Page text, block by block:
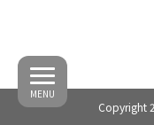
MENU
Copyright